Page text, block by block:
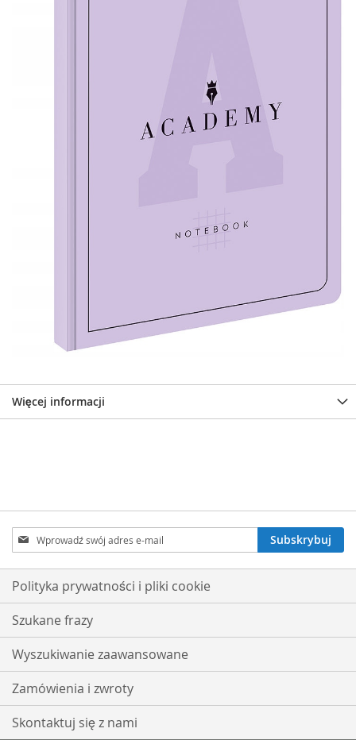
Więcej informacji
Subskrybuj
nasz
newsletter:
Subskrybuj
Polityka prywatności i pliki cookie
Szukane frazy
Wyszukiwanie zaawansowane
Zamówienia i zwroty
Skontaktuj się z nami